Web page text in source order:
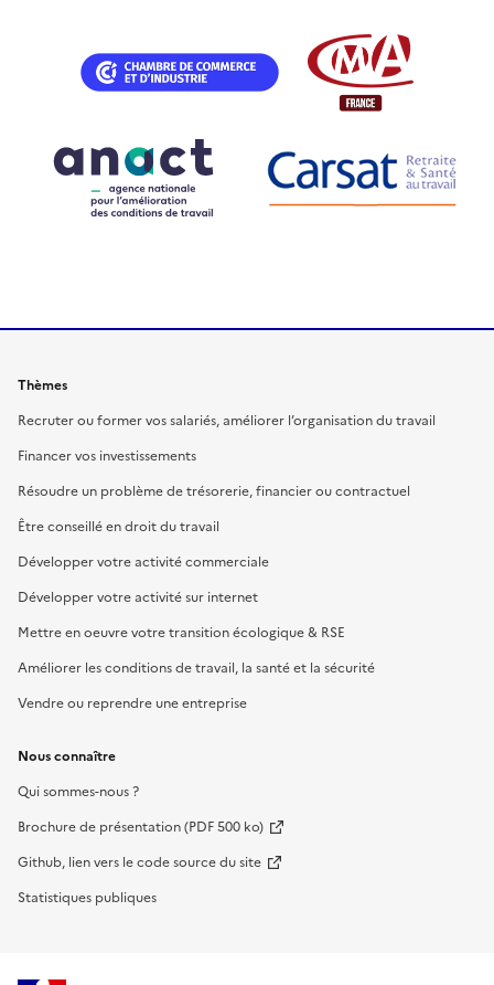
Thèmes
Recruter ou former vos salariés, améliorer l’organisation du travail
Financer vos investissements
Résoudre un problème de trésorerie, financier ou contractuel
Être conseillé en droit du travail
Développer votre activité commerciale
Développer votre activité sur internet
Mettre en oeuvre votre transition écologique & RSE
Améliorer les conditions de travail, la santé et la sécurité
Vendre ou reprendre une entreprise
Nous connaître
Qui sommes-nous ?
Brochure de présentation (PDF 500 ko)
Github, lien vers le code source du site
Statistiques publiques